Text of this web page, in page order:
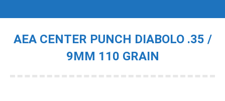
AEA CENTER PUNCH DIABOLO .35 /
9MM 110 GRAIN